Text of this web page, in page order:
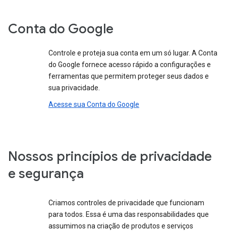
Conta do Google
Controle e proteja sua conta em um só lugar. A Conta
do Google fornece acesso rápido a configurações e
ferramentas que permitem proteger seus dados e
sua privacidade.
Acesse sua Conta do Google
Nossos princípios de privacidade
e segurança
Criamos controles de privacidade que funcionam
para todos. Essa é uma das responsabilidades que
assumimos na criação de produtos e serviços